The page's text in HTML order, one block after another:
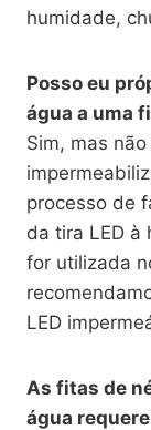
humidade,
Posso eu
água a uma
Sim, mas
processo de
da tira LED à
for utilizada
LED
As fitas de
água